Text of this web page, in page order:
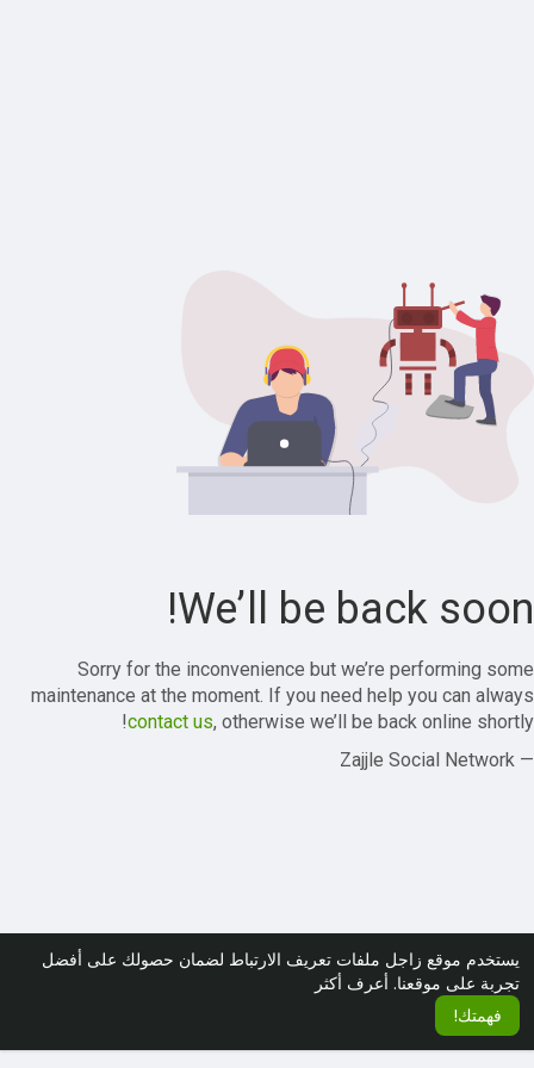
يستخدم موقع زاجل ملفات تعريف الارتباط لضمان حصولك على أفضل
تجربة على موقعنا. أعرف أكثر
فهمتك!
We’ll be back soon!
Sorry for the inconvenience but we’re performing some
maintenance at the moment. If you need help you can always
contact us, otherwise we’ll be back online shortly!
— Zajjle Social Network